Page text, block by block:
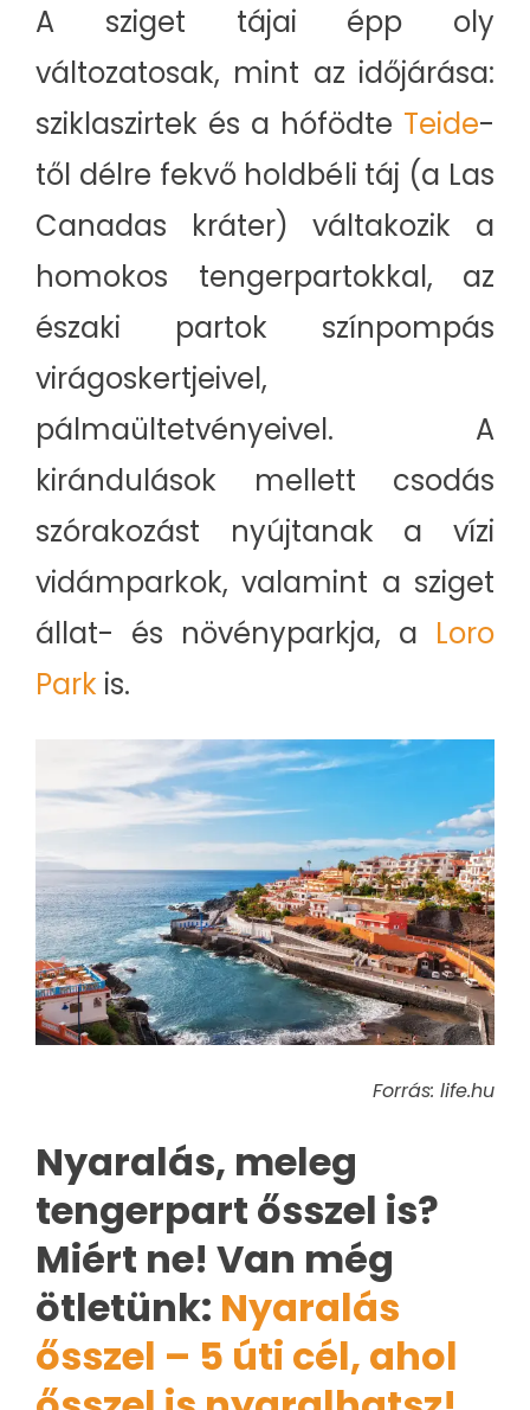
A sziget tájai épp oly
változatosak, mint az időjárása:
sziklaszirtek és a hófödte Teide-
től délre fekvő holdbéli táj (a Las
Canadas kráter) váltakozik a
homokos tengerpartokkal, az
északi partok színpompás
virágoskertjeivel,
pálmaültetvényeivel. A
kirándulások mellett csodás
szórakozást nyújtanak a vízi
vidámparkok, valamint a sziget
állat- és növényparkja, a Loro
Park is.
Forrás: life.hu
Nyaralás, meleg
tengerpart ősszel is?
Miért ne! Van még
ötletünk: Nyaralás
ősszel – 5 úti cél, ahol